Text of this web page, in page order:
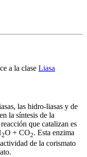
a la clase Liasa
las hidro-liasas y de
la síntesis de la
que catalizan es
2O + CO2. Esta enzima
de la corismato